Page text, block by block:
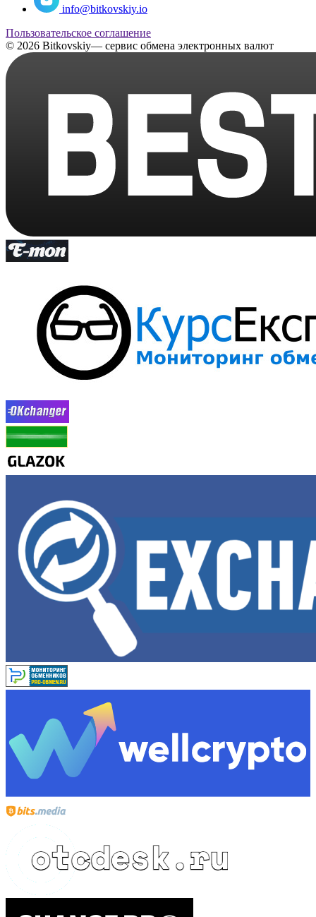
info@bitkovskiy.io
Пользовательское соглашение
© 2026 Bitkovskiy— сервис обмена электронных валют